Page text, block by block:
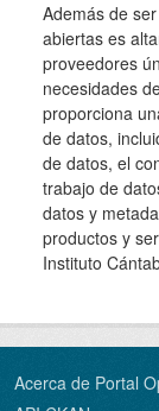
Además de
abiertas es
proveedores
necesidades
proporciona
de datos,
de datos, el
trabajo de
datos y
productos y
Instituto
Acerca de Portal